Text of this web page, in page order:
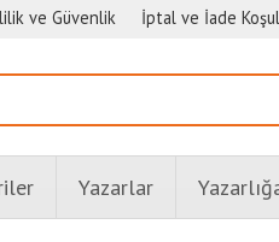
ve Güvenlik İptal ve İade
Yazarlar